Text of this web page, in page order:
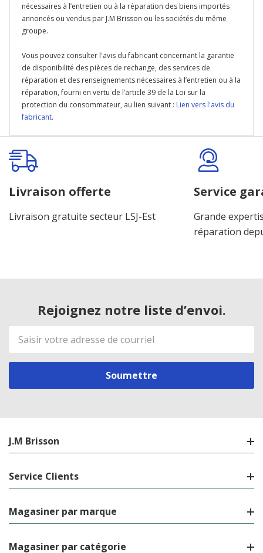
nécessaires à l’entretien ou à la réparation des biens importés
annoncés ou vendus par J.M Brisson ou les sociétés du même
groupe.
Vous pouvez consulter l'avis du fabricant concernant la garantie
de disponibilité des pièces de rechange, des services de
réparation et des renseignements nécessaires à l’entretien ou à la
réparation, fourni en vertu de l’article 39 de la Loi sur la
protection du consommateur, au lien suivant : Lien vers l'avis du
fabricant.
Onglet
personnalisé
Livraison offerte
Livraison gratuite secteur LSJ-Est
Service
Grande
réparation
Rejoignez notre liste d’envoi.
Adresse
de
courriel
J.M Brisson
Service Clients
Magasiner par marque
Magasiner par catégorie